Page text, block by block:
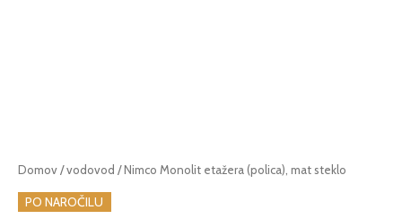
Domov/vodovod / Nimco Monolit etažera (polica), mat steklo
PO NAROČILU
Nimco
Monolit
etažera